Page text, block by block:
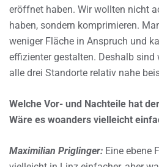
eröffnet haben. Wir wollten nicht
haben, sondern komprimieren.
weniger Fläche in Anspruch und
effizienter gestalten. Deshalb
alle drei Standorte relativ nahe
Welche Vor- und Nachteile hat
Wäre es woanders vielleicht
Maximilian Priglinger: Eine ebene